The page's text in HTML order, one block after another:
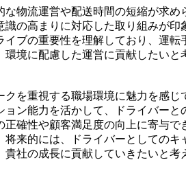
な物流運営や配送時間の短縮が求め
識の高まりに対応した取り組みが印
イブの重要性を理解しており、運転
環境に配慮した運営に貢献したいと
クを重視する職場環境に魅力を感じ
ョン能力を活かして、ドライバーと
正確性や顧客満足度の向上に寄与で
将来的には、ドライバーとしてのキ
貴社の成長に貢献していきたいと考